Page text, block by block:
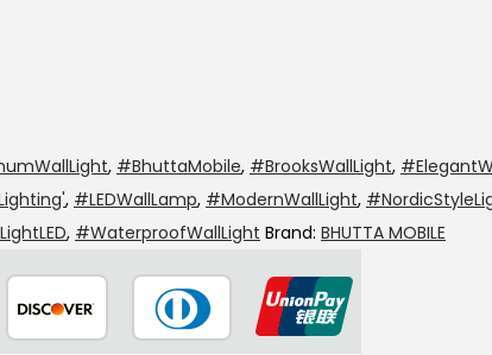
, #BhuttaMobile, #BrooksWallLight,
, #LEDWallLamp, #ModernWallLight,
, #WaterproofWallLight Brand: BHUTTA MOBILE